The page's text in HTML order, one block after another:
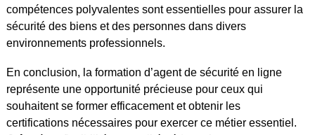
compétences polyvalentes sont essentielles pour assurer la
sécurité des biens et des personnes dans divers
environnements professionnels.
En conclusion, la formation d’agent de sécurité en ligne
représente une opportunité précieuse pour ceux qui
souhaitent se former efficacement et obtenir les
certifications nécessaires pour exercer ce métier essentiel.